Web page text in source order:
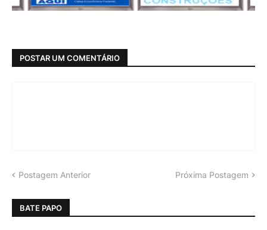
POSTAR UM COMENTÁRIO
Postagem Anterior Próxima Postagem
BATE PAPO